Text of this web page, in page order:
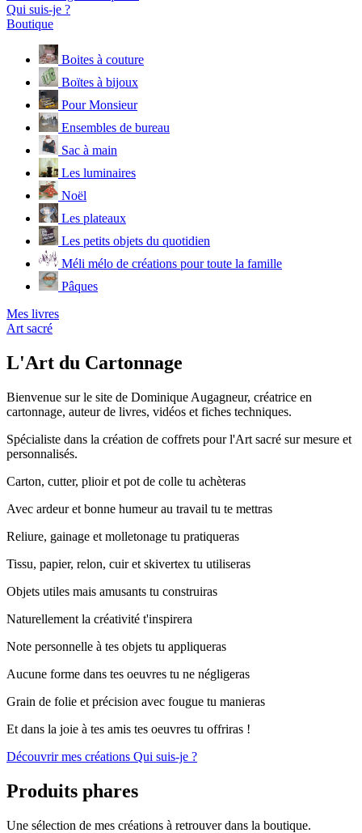
Qui suis-je ?
Boutique
Boites à couture
Boïtes à bijoux
Pour Monsieur
Ensembles de bureau
Sac à main
Les luminaires
Noël
Les plateaux
Les petits objets du quotidien
Méli mélo de créations pour toute la famille
Pâques
Mes livres
Art sacré
L'Art du Cartonnage
Bienvenue sur le site de Dominique Augagneur, créatrice en
cartonnage, auteur de livres, vidéos et fiches techniques.
Spécialiste dans la création de coffrets pour l'Art sacré sur mesure et
personnalisés.
Carton, cutter, plioir et pot de colle tu achèteras
Avec ardeur et bonne humeur au travail tu te mettras
Reliure, gainage et molletonage tu pratiqueras
Tissu, papier, relon, cuir et skivertex tu utiliseras
Objets utiles mais amusants tu construiras
Naturellement la créativité t'inspirera
Note personnelle à tes objets tu appliqueras
Aucune forme dans tes oeuvres tu ne négligeras
Grain de folie et précision avec fougue tu manieras
Et dans la joie à tes amis tes oeuvres tu offriras !
Découvrir mes créations Qui suis-je ?
Produits phares
Une sélection de mes créations à retrouver dans la boutique.